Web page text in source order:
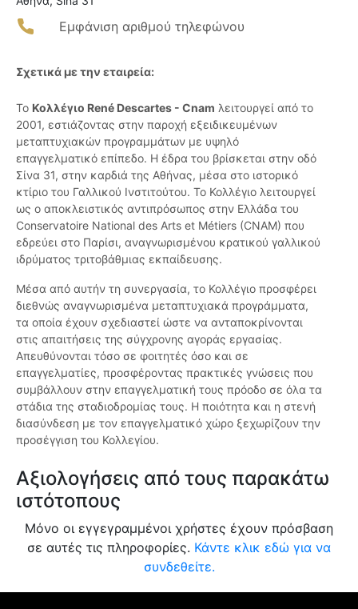
Εμφάνιση αριθμού τηλεφώνου
Σχετικά με την εταιρεία:
Το Κολλέγιο René Descartes - Cnam λειτουργεί από το
2001, εστιάζοντας στην παροχή εξειδικευμένων
μεταπτυχιακών προγραμμάτων με υψηλό
επαγγελματικό επίπεδο. Η έδρα του βρίσκεται στην οδό
Σίνα 31, στην καρδιά της Αθήνας, μέσα στο ιστορικό
κτίριο του Γαλλικού Ινστιτούτου. Το Κολλέγιο λειτουργεί
ως ο αποκλειστικός αντιπρόσωπος στην Ελλάδα του
Conservatoire National des Arts et Métiers (CNAM) που
εδρεύει στο Παρίσι, αναγνωρισμένου κρατικού γαλλικού
ιδρύματος τριτοβάθμιας εκπαίδευσης.
Μέσα από αυτήν τη συνεργασία, το Κολλέγιο προσφέρει
διεθνώς αναγνωρισμένα μεταπτυχιακά προγράμματα,
τα οποία έχουν σχεδιαστεί ώστε να ανταποκρίνονται
στις απαιτήσεις της σύγχρονης αγοράς εργασίας.
Απευθύνονται τόσο σε φοιτητές όσο και σε
επαγγελματίες, προσφέροντας πρακτικές γνώσεις που
συμβάλλουν στην επαγγελματική τους πρόοδο σε όλα τα
στάδια της σταδιοδρομίας τους. Η ποιότητα και η στενή
διασύνδεση με τον επαγγελματικό χώρο ξεχωρίζουν την
προσέγγιση του Κολλεγίου.
Αξιολογήσεις από τους παρακάτω
ιστότοπους
Μόνο οι εγγεγραμμένοι χρήστες έχουν πρόσβαση
σε αυτές τις πληροφορίες. Κάντε κλικ εδώ για να
συνδεθείτε.